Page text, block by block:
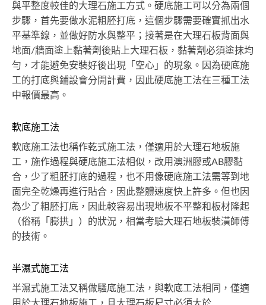
與平整度較佳的大理石施工方式。硬底施工可以分為兩個
步驟，首先要做水泥粗胚打底，這個步驟需要確實抓出水
平基準線，並做好防水與整平；接著是在大理石板背面與
地面/牆面塗上黏著劑後貼上大理石板，黏著劑必須塗抹均
勻，才能避免安裝好後出現「空心」的現象。因為硬底施
工的打底與鋪設會分開計費，因此硬底施工法在三種工法
中報價最高。
軟底施工法
軟底施工法也稱作乾式施工法，僅適用於大理石地板施
工，施作過程與硬底施工法相似，改用澳洲膠或AB膠黏
合，少了粗胚打底的過程，也不用像硬底施工法需等到地
面完全乾燥再進行貼合，因此整體速度快上許多。但也因
為少了粗胚打底，因此較容易出現地板不平整和板材隆起
（俗稱「膨拱」）的狀況，相當考驗大理石地板裝潢師傅
的技術。
半濕式施工法
半濕式施工法又稱做騷底施工法，與軟底工法相同，僅適